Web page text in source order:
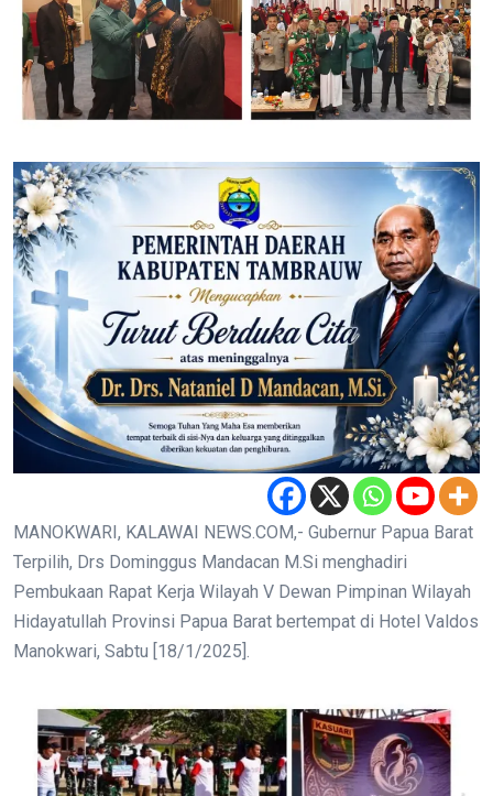
MANOKWARI, KALAWAI NEWS.COM,- Gubernur Papua Barat
Terpilih, Drs Dominggus Mandacan M.Si menghadiri
Pembukaan Rapat Kerja Wilayah V Dewan Pimpinan Wilayah
Hidayatullah Provinsi Papua Barat bertempat di Hotel Valdos
Manokwari, Sabtu [18/1/2025].